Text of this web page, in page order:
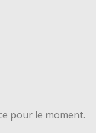
pour le moment.